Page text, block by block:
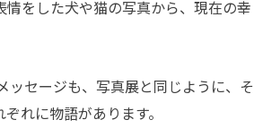
をした犬や猫の写真から、現在の幸
セージも、写真展と同じように、そ
れに物語があります。